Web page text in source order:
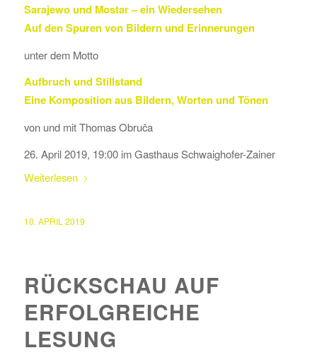
Sarajewo und Mostar – ein Wiedersehen
Auf den Spuren von Bildern und Erinnerungen
unter dem Motto
Aufbruch und Stillstand
Eine Komposition aus Bildern, Worten und Tönen
von und mit Thomas Obruča
26. April 2019, 19:00 im Gasthaus Schwaighofer-Zainer
Weiterlesen
10. APRIL 2019
RÜCKSCHAU AUF
ERFOLGREICHE
LESUNG